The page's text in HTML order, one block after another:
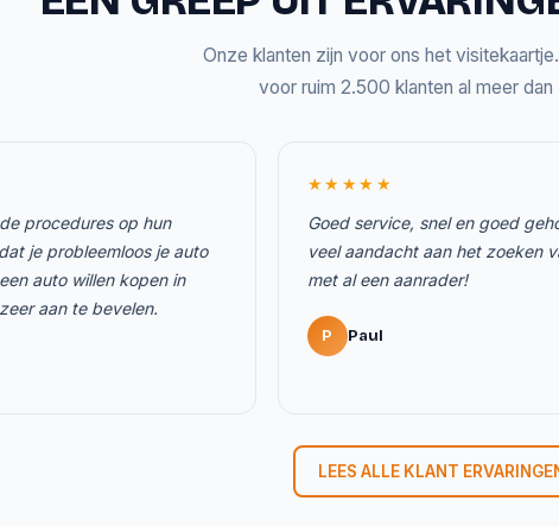
Onze klanten zijn voor ons het
voor ruim 2.500 klanten al meer
procedures op hun
je probleemloos je auto
auto willen kopen in
aan te bevelen.
★★★★★
Goed service, snel en goed
veel aandacht aan het zoeken
met al een aanrader!
P Paul
LEES ALLE KLANT